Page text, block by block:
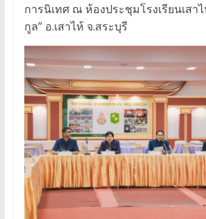
การนิเทศ ณ ห้องประชุมโรงเรียนเสา
กูล” อ.เสาไห้ จ.สระบุรี